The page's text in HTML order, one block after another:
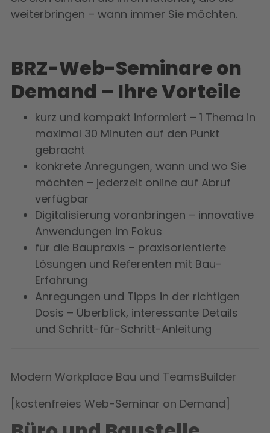
weiterbringen – wann immer Sie möchten.
BRZ-Web-Seminare on
Demand – Ihre Vorteile
kurz und kompakt informiert – 1 Thema in
maximal 30 Minuten auf den Punkt
gebracht
konkrete Anregungen, wann und wo Sie
möchten – jederzeit online auf Abruf
verfügbar
Digitalisierung voranbringen – innovative
Anwendungen im Fokus
für die Baupraxis – praxisorientierte
Lösungen und Referenten mit Bau-
Erfahrung
Anregungen und Tipps in der richtigen
Dosis – Überblick, interessante Details
und Schritt-für-Schritt-Anleitung
Modern Workplace Bau und TeamsBuilder
[kostenfreies Web-Seminar on Demand]